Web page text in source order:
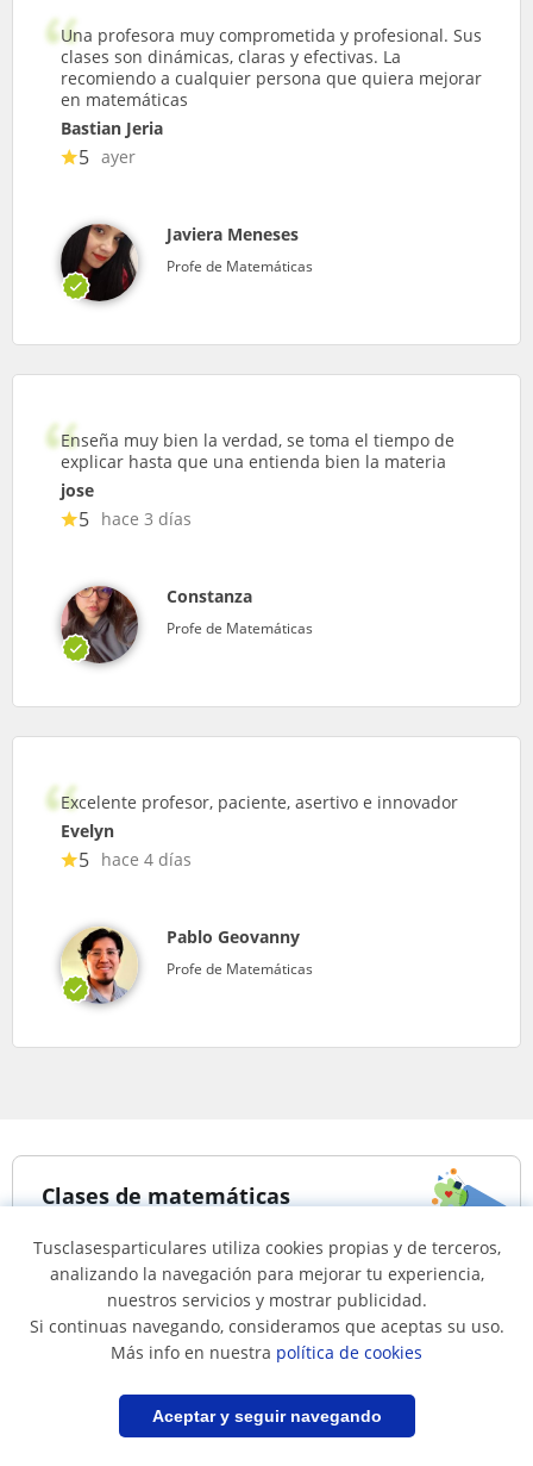
Guardar búsqueda
Una profesora muy comprometida y profesional. Sus
clases son dinámicas, claras y efectivas. La
recomiendo a cualquier persona que quiera mejorar
en matemáticas
Bastian Jeria
5 ayer
Javiera Meneses
Profe de Matemáticas
Enseña muy bien la verdad, se toma el tiempo de
explicar hasta que una entienda bien la materia
jose
5 hace 3 días
Constanza
Profe de Matemáticas
Excelente profesor, paciente, asertivo e innovador
Evelyn
5 hace 4 días
Pablo Geovanny
Profe de Matemáticas
Clases de matemáticas
domicilio de
Matemáticas
Clases de matemáticas
online
Clases de matemáticas en...
Tusclasesparticulares utiliza cookies propias y de terceros,
analizando la navegación para mejorar tu experiencia,
nuestros servicios y mostrar publicidad.
Si continuas navegando, consideramos que aceptas su uso.
Más info en nuestra política de cookies
Aceptar y seguir navegando